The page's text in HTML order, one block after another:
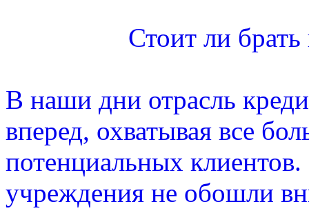
Стоит ли
В наши дни отрасль
вперед, охватывая все
потенциальных
учреждения не обошли